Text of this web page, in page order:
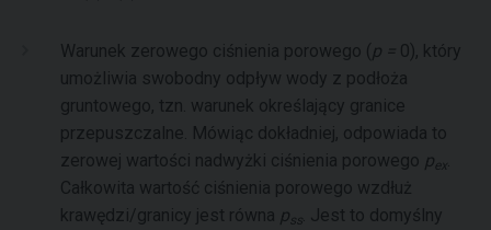
Warunek zerowego ciśnienia porowego ( p =
0), który
umożliwia swobodny odpływ wody z podłoża
gruntowego, tzn. warunek określający granice
przepuszczalne. Mówiąc dokładniej, odpowiada to
zerowej wartości nadwyżki ciśnienia porowego pex
Całkowita wartość ciśnienia porowego wzdłuż
krawędzi/granicy jest równa pss . Jest to domyślny